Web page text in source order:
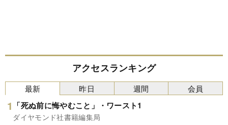
アクセスランキング
最新
「死ぬ前に悔やむこと」・ワースト1
ダイヤモンド社書籍編集局
昨日 週間 会員